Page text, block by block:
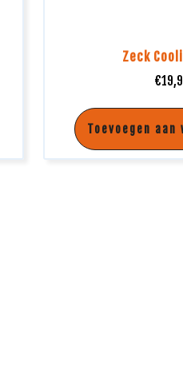
Zeck
€
Toevoegen aan